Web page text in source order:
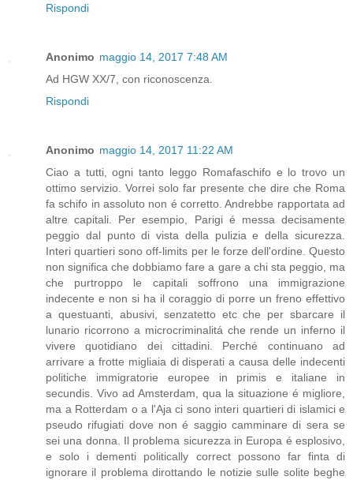
Rispondi
Anonimo maggio 14, 2017 7:48 AM
Ad HGW XX/7, con riconoscenza.
Rispondi
Anonimo maggio 14, 2017 11:22 AM
Ciao a tutti, ogni tanto leggo Romafaschifo e lo trovo un
ottimo servizio. Vorrei solo far presente che dire che Roma
fa schifo in assoluto non é corretto. Andrebbe rapportata ad
altre capitali. Per esempio, Parigi é messa decisamente
peggio dal punto di vista della pulizia e della sicurezza.
Interi quartieri sono off-limits per le forze dell'ordine. Questo
non significa che dobbiamo fare a gare a chi sta peggio, ma
che purtroppo le capitali soffrono una immigrazione
indecente e non si ha il coraggio di porre un freno effettivo
a questuanti, abusivi, senzatetto etc che per sbarcare il
lunario ricorrono a microcriminalitá che rende un inferno il
vivere quotidiano dei cittadini. Perché continuano ad
arrivare a frotte migliaia di disperati a causa delle indecenti
politiche immigratorie europee in primis e italiane in
secundis. Vivo ad Amsterdam, qua la situazione é migliore,
ma a Rotterdam o a l'Aja ci sono interi quartieri di islamici e
pseudo rifugiati dove non é saggio camminare di sera se
sei una donna. Il problema sicurezza in Europa é esplosivo,
e solo i dementi politically correct possono far finta di
ignorare il problema dirottando le notizie sulle solite beghe